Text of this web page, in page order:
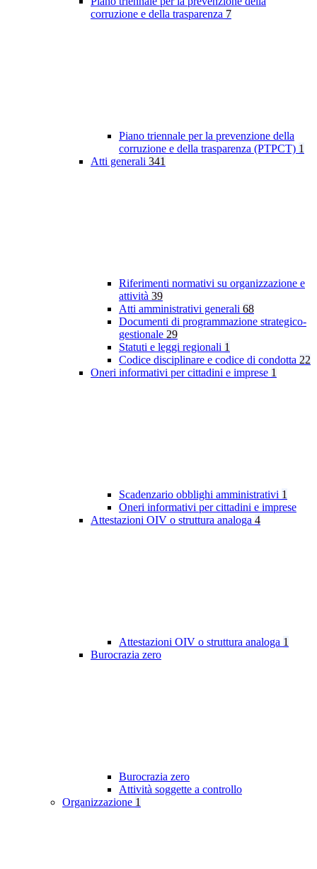
corruzione e della trasparenza 7
Piano triennale per la prevenzione della
corruzione e della trasparenza (PTPCT) 1
Atti generali 341
Riferimenti normativi su organizzazione e
attività 39
Atti amministrativi generali 68
Documenti di programmazione strategico-
gestionale 29
Statuti e leggi regionali 1
Codice disciplinare e codice di condotta 22
Oneri informativi per cittadini e imprese 1
Scadenzario obblighi amministrativi 1
Oneri informativi per cittadini e imprese
Attestazioni OIV o struttura analoga 4
Attestazioni OIV o struttura analoga 1
Burocrazia zero
Burocrazia zero
Attività soggette a controllo
Organizzazione 1